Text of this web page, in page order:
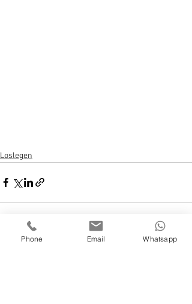
Loslegen
Phone Email Whatsapp